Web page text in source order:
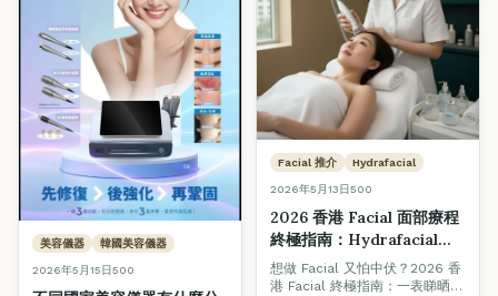
美容儀器 韓國美容儀器
2026年5月15日500
Facial 推介 Hydrafacial
2026年5月13日500
2026 香港 Facial 面部療程
終極指南：Hydrafacial、
HIFU、深層清潔邊個適合
你？+ 避開 Hard Sell 美容
想做 Facial 又怕中伏？2026 香
港 Facial 終極指南：一表睇晒